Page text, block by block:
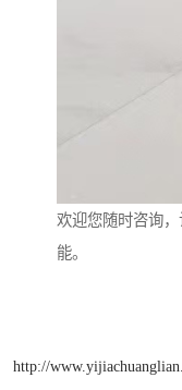
欢迎您随时咨询
能。
http://